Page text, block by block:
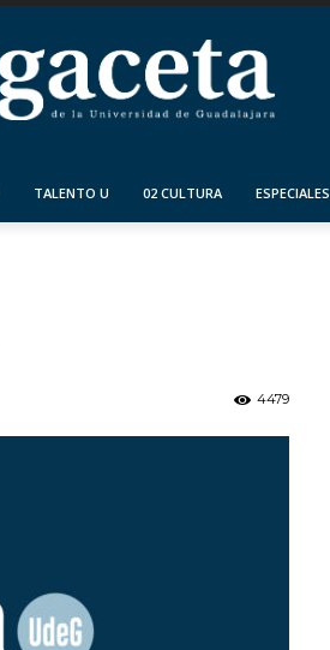
TALENTO U 02 CULTURA ESPECIALES
4479